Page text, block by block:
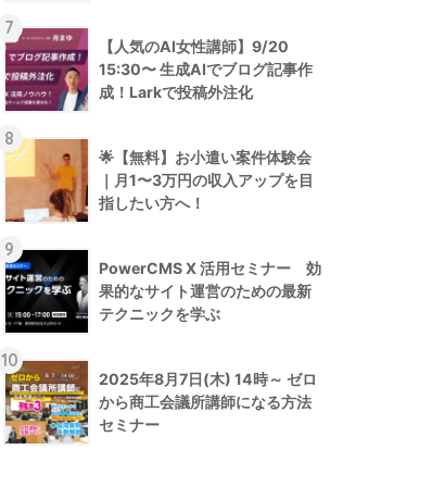
7
【人気のAI女性講師】9/20
15:30〜 生成AIでブログ記事作
成！Larkで投稿外注化
8
🌟【無料】お小遣い案件体験会
｜月1〜3万円の収入アップを目
指したい方へ！
9
PowerCMS X 活用セミナー 効
果的なサイト運営のための最新
テクニックを学ぶ
10
2025年8月7日(木) 14時～ ゼロ
から商工会議所講師になる方法
セミナー